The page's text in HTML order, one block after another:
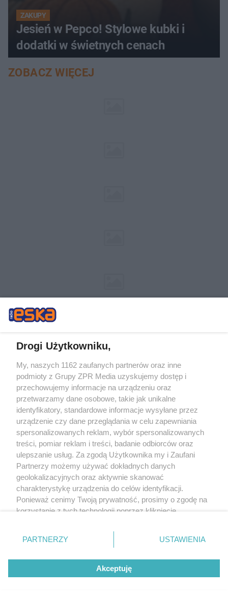
ZAKUPY
Jesień w Pepco! Stylowe kubki i
dodatki w świetnych cenach
ZOBACZ WIĘCEJ
Żaden utwór zamieszczony w serwisie nie może być powielany i
rozpowszechniany lub dalej rozpowszechniany w jakikolwiek sposób (w
tym także elektroniczny lub mechaniczny) na jakimkolwiek polu
eksploatacji w jakiejkolwiek formie, włącznie z umieszczaniem w Internecie
bez pisemnej zgody właściciela praw. Jakiekolwiek użycie lub
wykorzystanie utworów w całości lub w części z naruszeniem prawa, tzn.
bez właściwej zgody, jest zabronione pod groźbą kary i może być ścigane
prawnie.
O nas
Drogi Użytkowniku,
My, naszych 1162 zaufanych partnerów oraz inne
podmioty z Grupy ZPR Media uzyskujemy dostęp i
przechowujemy informacje na urządzeniu oraz
przetwarzamy dane osobowe, takie jak unikalne
identyfikatory, standardowe informacje wysyłane przez
urządzenie czy dane przeglądania w celu zapewniania
spersonalizowanych reklam, wybór spersonalizowanych
treści, pomiar reklam i treści, badanie odbiorców oraz
ulepszanie usług. Za zgodą Użytkownika my i Zaufani
Partnerzy możemy używać dokładnych danych
geolokalizacyjnych oraz aktywnie skanować
charakterystykę urządzenia do celów identyfikacji.
Ponieważ cenimy Twoją prywatność, prosimy o zgodę na
korzystanie z tych technologii poprzez kliknięcie
zmienić/wycofać klikając przycisk ustawień prywatności
znajdujący się w lewym dolnym rogu strony
rodzaje przetwarzania danych nie wymagają zgody
użytkownika, ale masz prawo sprzeciwić się takiemu
przetwarzaniu. Preferencje będą miały zastosowanie tylko
PARTNERZY USTAWIENIA
Akceptuję